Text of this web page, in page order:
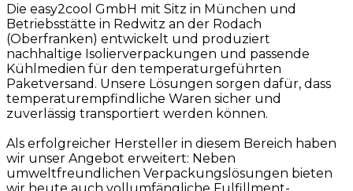
Die easy2cool GmbH mit Sitz in München und
Betriebsstätte in Redwitz an der Rodach
(Oberfranken) entwickelt und produziert
nachhaltige Isolierverpackungen und passende
Kühlmedien für den temperaturgeführten
Paketversand. Unsere Lösungen sorgen dafür, dass
temperaturempfindliche Waren sicher und
zuverlässig transportiert werden können.
Als erfolgreicher Hersteller in diesem Bereich haben
wir unser Angebot erweitert: Neben
umweltfreundlichen Verpackungslösungen bieten